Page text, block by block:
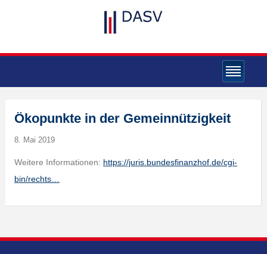
Ökopunkte in der Gemeinnützigkeit
8. Mai 2019
Weitere Informationen: https://juris.bundesfinanzhof.de/cgi-
bin/rechts…